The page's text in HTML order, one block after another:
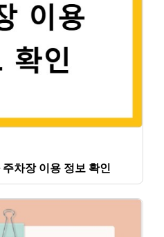
차장 이용 정보 확인